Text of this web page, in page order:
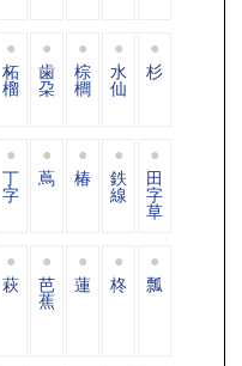
柘
榴
歯
朶
棕
櫚
水
仙
杉
丁
字
蔦 椿 鉄
線
田
字
草
萩 芭
蕉
蓮 柊 瓢